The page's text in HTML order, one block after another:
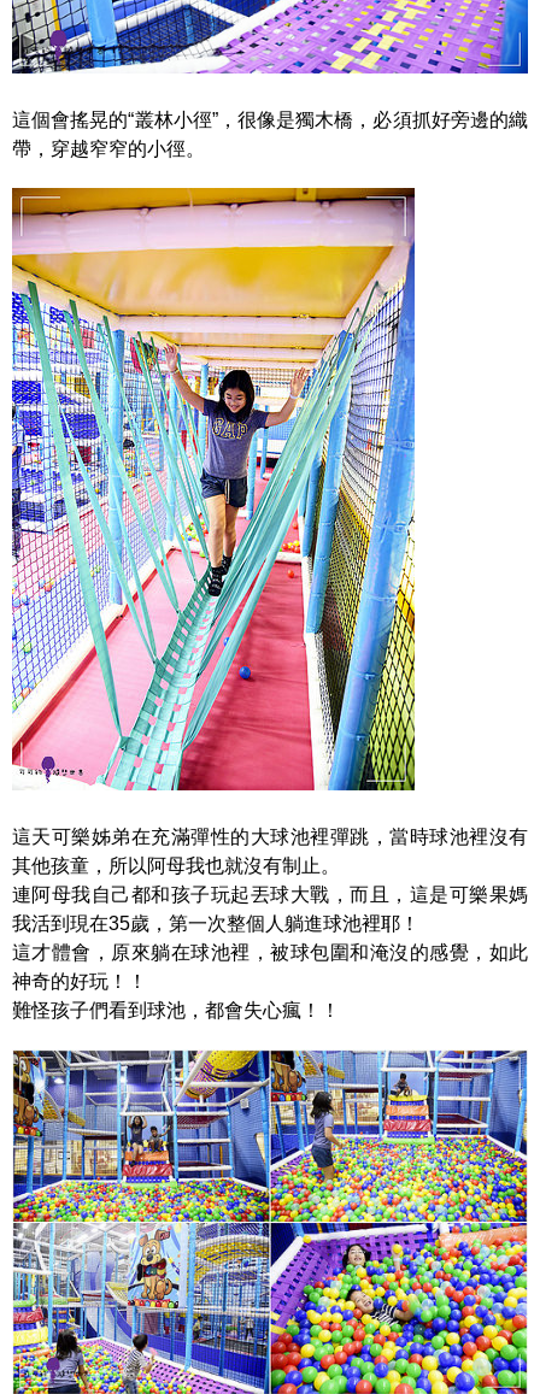
這個會搖晃的“叢林小徑”，很像是獨木橋，必須抓好旁邊的織
帶，穿越窄窄的小徑。
這天可樂姊弟在充滿彈性的大球池裡彈跳，當時球池裡沒有
其他孩童，所以阿母我也就沒有制止。
連阿母我自己都和孩子玩起丟球大戰，而且，這是可樂果媽
我活到現在35歲，第一次整個人躺進球池裡耶！
這才體會，原來躺在球池裡，被球包圍和淹沒的感覺，如此
神奇的好玩！！
難怪孩子們看到球池，都會失心瘋！！